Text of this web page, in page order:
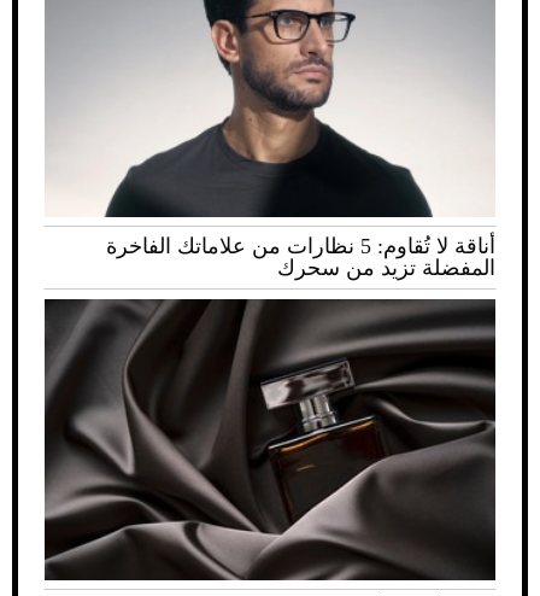
أناقة لا تُقاوم: 5 نظارات من علاماتك الفاخرة
المفضلة تزيد من سحرك